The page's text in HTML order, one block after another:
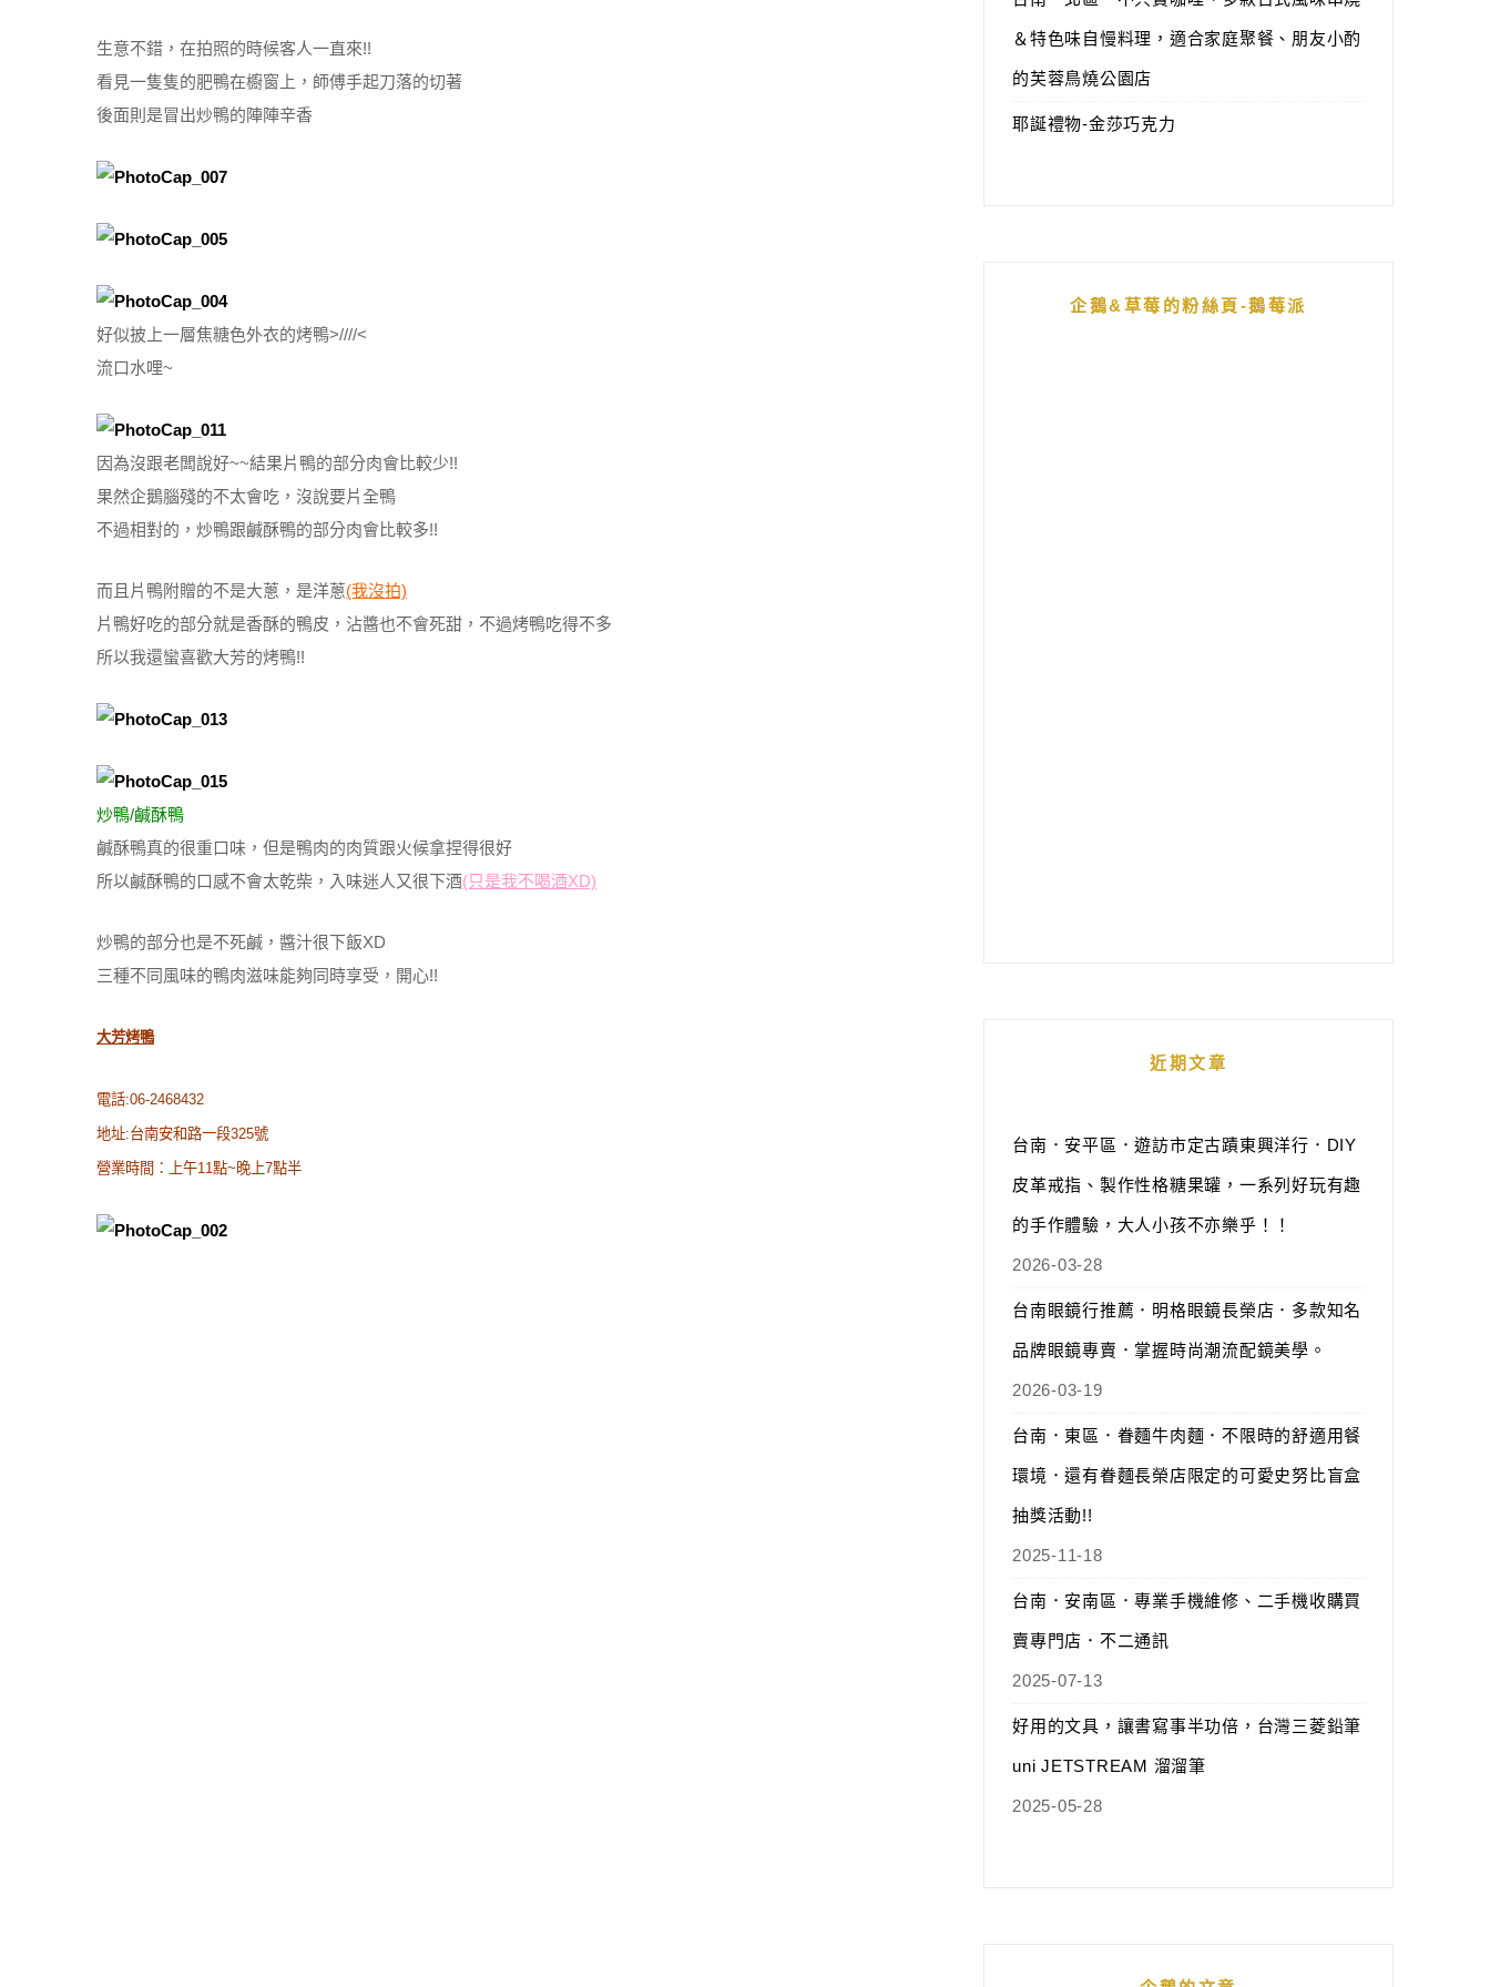
生意不錯，在拍照的時候客人一直來!!
看見一隻隻的肥鴨在櫥窗上，師傅手起刀落的切著
後面則是冒出炒鴨的陣陣辛香
好似披上一層焦糖色外衣的烤鴨>////<
流口水哩~
因為沒跟老闆說好~~結果片鴨的部分肉會比較少!!
果然企鵝腦殘的不太會吃，沒說要片全鴨
不過相對的，炒鴨跟鹹酥鴨的部分肉會比較多!!
而且片鴨附贈的不是大蔥，是洋蔥(我沒拍)
片鴨好吃的部分就是香酥的鴨皮，沾醬也不會死甜，不過烤鴨吃得不多
所以我還蠻喜歡大芳的烤鴨!!
炒鴨/鹹酥鴨
鹹酥鴨真的很重口味，但是鴨肉的肉質跟火候拿捏得很好
所以鹹酥鴨的口感不會太乾柴，入味迷人又很下酒(只是我不喝酒XD)
炒鴨的部分也是不死鹹，醬汁很下飯XD
三種不同風味的鴨肉滋味能夠同時享受，開心!!
大芳烤鴨
電話:06-2468432
地址:台南安和路一段325號
營業時間：上午11點~晚上7點半
＆特色味自慢料理，適合家庭聚餐、朋友小酌
的芙蓉鳥燒公園店
耶誕禮物-金莎巧克力
企鵝&草莓的粉絲頁-鵝莓派
近期文章
台南．安平區．遊訪市定古蹟東興洋行．DIY
皮革戒指、製作性格糖果罐，一系列好玩有趣
的手作體驗，大人小孩不亦樂乎！！
2026-03-28
台南眼鏡行推薦．明格眼鏡長榮店．多款知名
品牌眼鏡專賣．掌握時尚潮流配鏡美學。
2026-03-19
台南．東區．眷麵牛肉麵．不限時的舒適用餐
環境．還有眷麵長榮店限定的可愛史努比盲盒
抽獎活動!!
2025-11-18
台南．安南區．專業手機維修、二手機收購買
賣專門店．不二通訊
2025-07-13
好用的文具，讓書寫事半功倍，台灣三菱鉛筆
uni JETSTREAM 溜溜筆
2025-05-28